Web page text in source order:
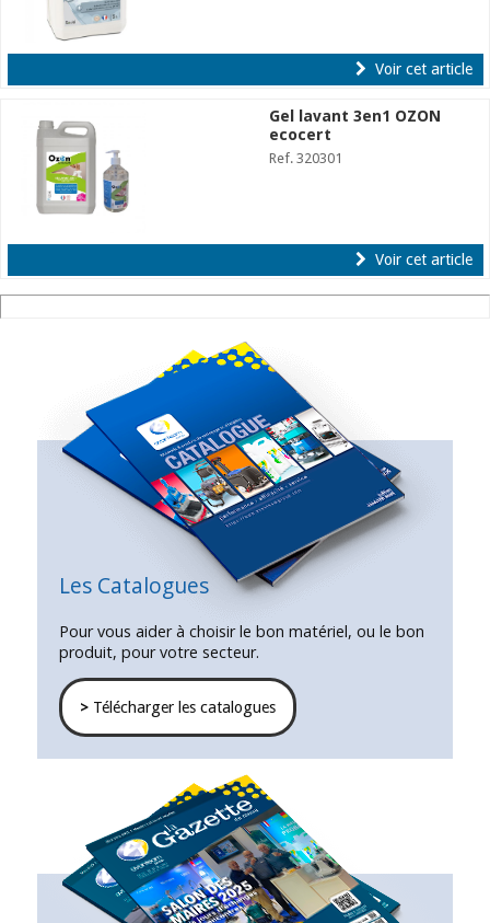
Voir cet article
Gel lavant 3en1 OZON
ecocert
Ref. 320301
Voir cet article
Les Catalogues
Pour vous aider à choisir le bon matériel, ou le bon
produit, pour votre secteur.
>Télécharger les catalogues